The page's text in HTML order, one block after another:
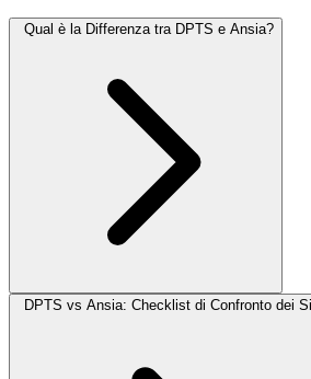
Qual è la Differenza tra DPTS e Ansia?
DPTS vs Ansia: Checklist di Confronto dei